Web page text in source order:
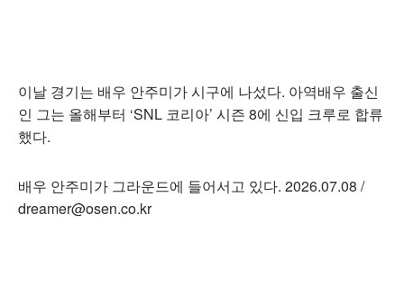
이날 경기는 배우 안주미가 시구에 나섰다. 아역배우 출신
인 그는 올해부터 ‘SNL 코리아’ 시즌 8에 신입 크루로 합류
했다.
배우 안주미가 그라운드에 들어서고 있다. 2026.07.08 /
dreamer@osen.co.kr